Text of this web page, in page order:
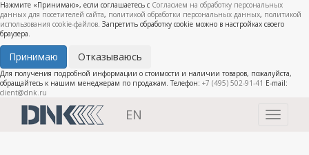
Нажмите «Принимаю», если соглашаетесь с Согласием на обработку персональных
данных для посетителей сайта, политикой обработки персональных данных, политикой
использования cookie-файлов. Запретить обработку cookie можно в настройках своего
браузера.
Принимаю Отказываюсь
Для получения подробной информации о стоимости и наличии товаров, пожалуйста,
обращайтесь к нашим менеджерам по продажам. Телефон: +7 (495) 502-91-41 E-mail:
client@dnk.ru
Toggle
EN